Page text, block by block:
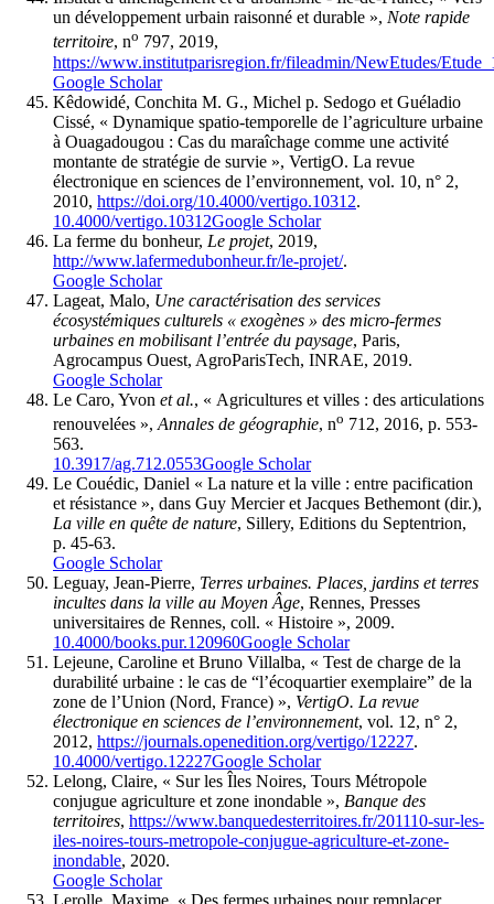
un développement urbain raisonné et durable », Note rapide
territoire, no 797, 2019,
https://www.institutparisregion.fr/fileadmin/NewEtudes/
Google Scholar
Kêdowidé, Conchita M. G., Michel p. Sedogo et Guéladio
Cissé, « Dynamique spatio-temporelle de l’agriculture urbaine
à Ouagadougou : Cas du maraîchage comme une activité
montante de stratégie de survie », VertigO. La revue
électronique en sciences de l’environnement, vol. 10, n° 2,
2010, https://doi.org/10.4000/vertigo.10312.
10.4000/vertigo.10312Google Scholar
La ferme du bonheur, Le projet, 2019,
http://www.lafermedubonheur.fr/le-projet/.
Google Scholar
Lageat, Malo, Une caractérisation des services
écosystémiques culturels « exogènes » des micro-fermes
urbaines en mobilisant l’entrée du paysage, Paris,
Agrocampus Ouest, AgroParisTech, INRAE, 2019.
Google Scholar
Le Caro, Yvon et al., « Agricultures et villes : des articulations
renouvelées », Annales de géographie, no 712, 2016, p. 553-
563.
10.3917/ag.712.0553Google Scholar
Le Couédic, Daniel « La nature et la ville : entre pacification
et résistance », dans Guy Mercier et Jacques Bethemont (dir.),
La ville en quête de nature, Sillery, Editions du Septentrion,
p. 45-63.
Google Scholar
Leguay, Jean-Pierre, Terres urbaines. Places, jardins et terres
incultes dans la ville au Moyen Âge, Rennes, Presses
universitaires de Rennes, coll. « Histoire », 2009.
10.4000/books.pur.120960Google Scholar
Lejeune, Caroline et Bruno Villalba, « Test de charge de la
durabilité urbaine : le cas de “l’écoquartier exemplaire” de la
zone de l’Union (Nord, France) », VertigO. La revue
électronique en sciences de l’environnement, vol. 12, n° 2,
2012, https://journals.openedition.org/vertigo/12227.
10.4000/vertigo.12227Google Scholar
Lelong, Claire, « Sur les Îles Noires, Tours Métropole
conjugue agriculture et zone inondable », Banque des
territoires, https://www.banquedesterritoires.fr/201110-sur-les-
iles-noires-tours-metropole-conjugue-agriculture-et-zone-
inondable, 2020.
Google Scholar
Lerolle, Maxime, « Des fermes urbaines pour remplacer